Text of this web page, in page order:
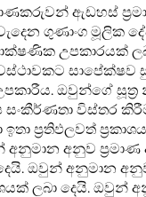
ඇඩහස්
ගුණාංග මූලික
උපකාරයක්
සාපේක්ෂව
ඔවුන්ගේ
විස්තර
ප්‍රතිඵලවත්
අනුව ප්‍රමාණ
දෙයි. ඔවුන් අනුමාන
ලබා දෙයි. ඔවුන්